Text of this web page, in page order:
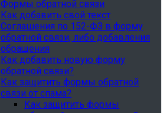
Формы обратной связи
Как добавить свой текст
Соглашения по 152-ФЗ в форму
обратной связи, либо добавления
обращения
Как добавить новую форму
обратной связи?
Как защитить формы обратной
связи от спама?
Как защитить формы